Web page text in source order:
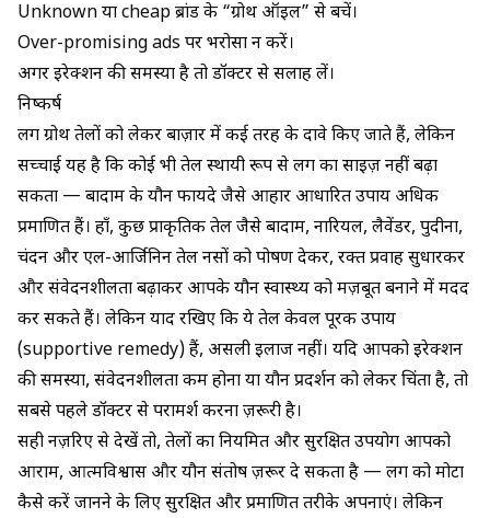
Unknown या cheap ब्रांड के “ग्रोथ ऑइल” से बचें।
Over-promising ads पर भरोसा न करें।
अगर इरेक्शन की समस्या है तो डॉक्टर से सलाह लें।
निष्कर्ष
लिंग ग्रोथ तेलों को लेकर बाज़ार में कई तरह के दावे किए जाते हैं, लेकिन
सच्चाई यह है कि कोई भी तेल स्थायी रूप से लिंग का साइज़ नहीं बढ़ा
सकता — बादाम के यौन फायदेजैसे आहार आधारित उपाय अधिक
प्रमाणित हैं। हाँ, कुछ प्राकृतिक तेल जैसे बादाम, नारियल, लैवेंडर, पुदीना,
चंदन और एल-आर्जिनिन तेल नसों को पोषण देकर, रक्त प्रवाह सुधारकर
और संवेदनशीलता बढ़ाकर आपके यौन स्वास्थ्य को मज़बूत बनाने में मदद
कर सकते हैं। लेकिन याद रखिए कि ये तेल केवल पूरक उपाय
(supportive remedy) हैं, असली इलाज नहीं। यदि आपको इरेक्शन
की समस्या, संवेदनशीलता कम होना या यौन प्रदर्शन को लेकर चिंता है, तो
सबसे पहले डॉक्टर से परामर्श करना ज़रूरी है।
सही नज़रिए से देखें तो, तेलों का नियमित और सुरक्षित उपयोग आपको
आराम, आत्मविश्वास और यौन संतोष ज़रूर दे सकता है — लिंग को मोटा
कैसे करेंजानने के लिए सुरक्षित और प्रमाणित तरीके अपनाएं। लेकिन